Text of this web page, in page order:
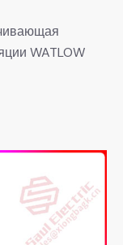
WATLOW